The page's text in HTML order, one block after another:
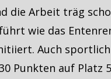
die Arbeit träg
wie das
Auch
Punkten auf Platz